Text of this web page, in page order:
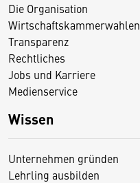
Die Organisation
Wirtschaftskammerwahlen
Transparenz
Rechtliches
Jobs und Karriere
Medienservice
Wissen
Unternehmen gründen
Lehrling ausbilden